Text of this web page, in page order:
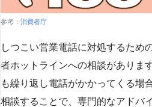
参考： 消費者庁
しつこい営業電話に対処するため
者ホットラインへの相談がありま
も繰り返し電話がかかってくる場
相談することで、専門的なアドバ